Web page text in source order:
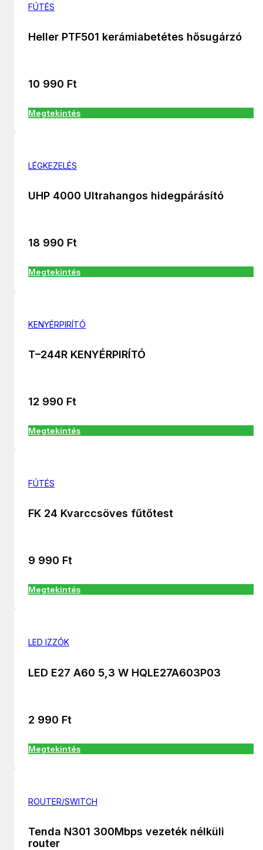
FÚTÉS
Heller PTF501 kerámiabetétes hősugárzó
10 990 Ft
Megtekintés
LÉGKEZELÉS
UHP 4000 Ultrahangos hidegpárásító
18 990 Ft
Megtekintés
KENYÉRPIRÍTÓ
T–244R KENYÉRPIRÍTÓ
12 990 Ft
Megtekintés
FÚTÉS
FK 24 Kvarccsöves fűtőtest
9 990 Ft
Megtekintés
LED IZZÓK
LED E27 A60 5,3 W HQLE27A603P03
2 990 Ft
Megtekintés
ROUTER/SWITCH
Tenda N301 300Mbps vezeték nélküli
router